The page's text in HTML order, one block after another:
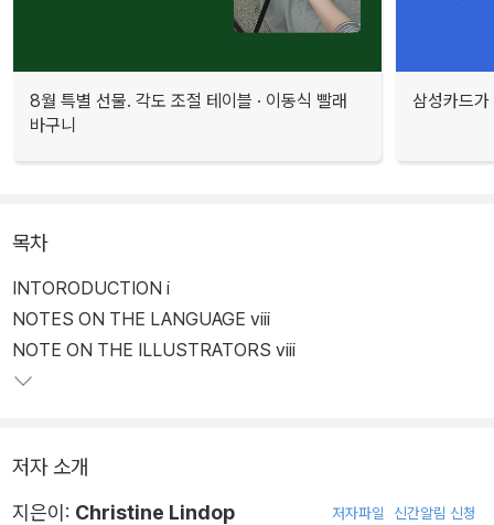
8월 특별 선물. 각도 조절 테이블 · 이동식 빨래
바구니
삼성카드
목차
INTORODUCTION i
NOTES ON THE LANGUAGE viii
NOTE ON THE ILLUSTRATORS viii
저자 소개
지은이: Christine Lindop 저자파일 신간알림 신청